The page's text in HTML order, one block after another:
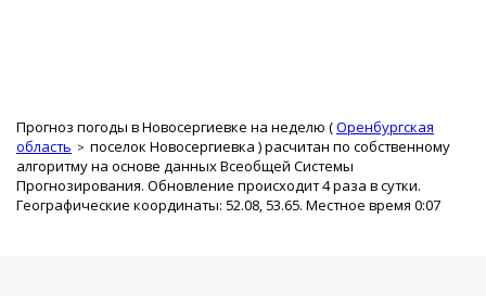
Прогноз погоды в Новосергиевке на неделю (Оренбургская
область
поселок Новосергиевка ) расчитан по собственному
алгоритму на основе данных Всеобщей Системы
Прогнозирования. Обновление происходит 4 раза в сутки.
Географические координаты: 52.08, 53.65. Местное время 0:07